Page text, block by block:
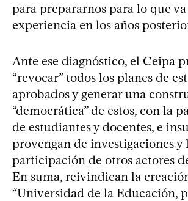
para prepararnos para lo que
experiencia en los años
Ante ese diagnóstico, el Ceipa
“revocar” todos los planes de
aprobados y generar una
“democrática” de estos, con la
de estudiantes y docentes, e
provengan de investigaciones y
participación de otros actores
En suma, reivindican la
“Universidad de la Educación,